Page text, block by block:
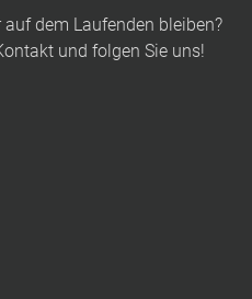
dem Laufenden bleiben?
und folgen Sie uns!